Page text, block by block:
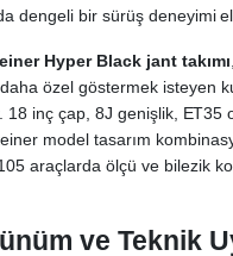
dengeli bir sürüş deneyimi
Hyper Black jant takımı
özel göstermek isteyen
18 inç çap, 8J genişlik, ET35
model tasarım
araçlarda ölçü ve bilezik
ve Teknik